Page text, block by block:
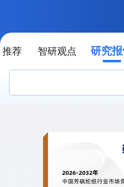
推荐 智研观点 研究